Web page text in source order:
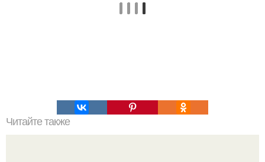
Читайте также